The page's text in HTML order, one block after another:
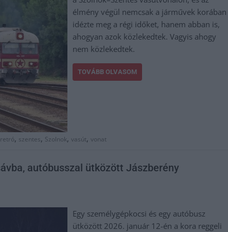
élmény végül nemcsak a járművek korában
idézte meg a régi időket, hanem abban is,
ahogyan azok közlekedtek. Vagyis ahogy
nem közlekedtek.
TOVÁBB OLVASOM
retró, szentes, Szolnok, vasút, vonat
autóbusszal ütközött Jászberény
Egy személygépkocsi és egy autóbusz
ütközött 2026. január 12-én a kora reggeli